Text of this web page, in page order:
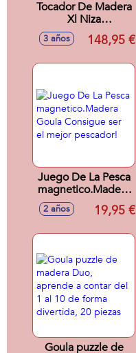
Tocador De Madera
Xl Niza
62X38X110Cm
3 años 148,95 €
Juego De La Pesca
magnetico.Madera
Goula Consigue ser
el mejor pescador!
2 años 19,95 €
Goula puzzle de